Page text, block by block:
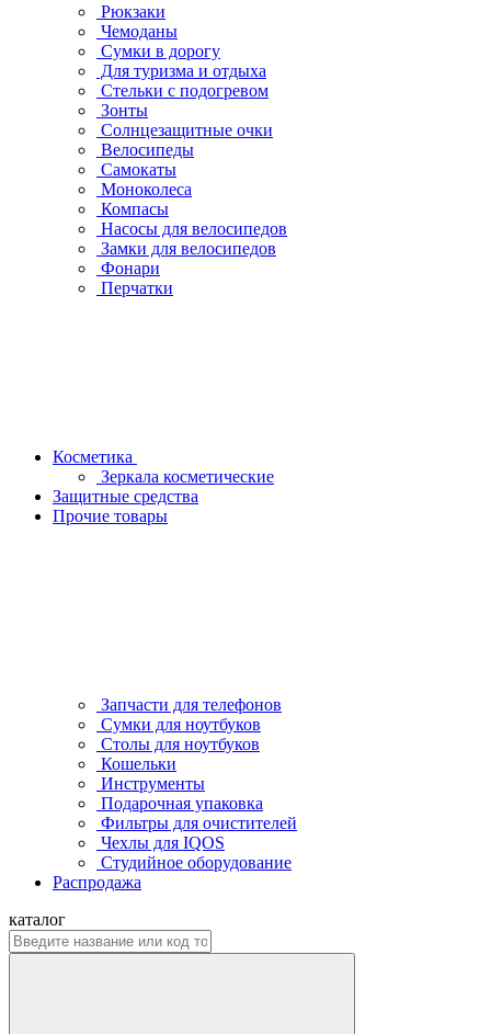
Рюкзаки
Чемоданы
Сумки в дорогу
Для туризма и отдыха
Стельки с подогревом
Зонты
Солнцезащитные очки
Велосипеды
Самокаты
Моноколеса
Компасы
Насосы для велосипедов
Замки для велосипедов
Фонари
Перчатки
Косметика
Зеркала косметические
Защитные средства
Прочие товары
Запчасти для телефонов
Сумки для ноутбуков
Столы для ноутбуков
Кошельки
Инструменты
Подарочная упаковка
Фильтры для очистителей
Чехлы для IQOS
Студийное оборудование
Распродажа
каталог